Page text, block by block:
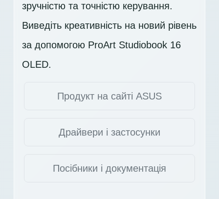
зручністю та точністю керування.
Виведіть креативність на новий рівень
за допомогою ProArt Studiobook 16
OLED.
Продукт на сайті ASUS
Драйвери і застосунки
Посібники і документація